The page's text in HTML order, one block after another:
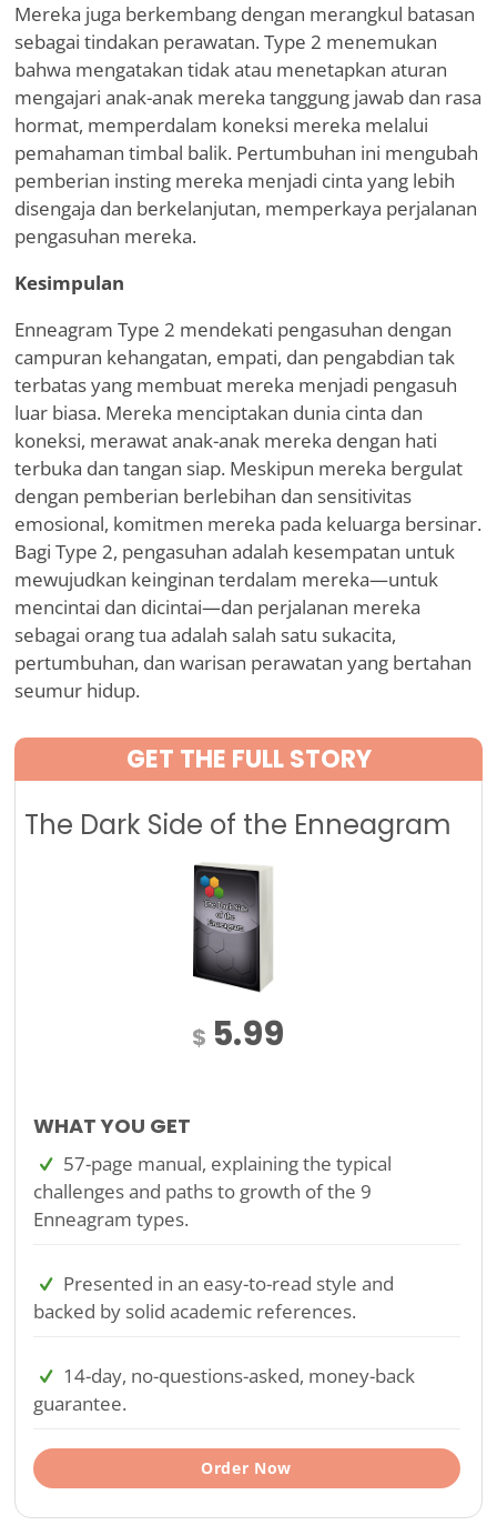
Mereka juga berkembang dengan merangkul batasan
sebagai tindakan perawatan. Type 2 menemukan
bahwa mengatakan tidak atau menetapkan aturan
mengajari anak-anak mereka tanggung jawab dan rasa
hormat, memperdalam koneksi mereka melalui
pemahaman timbal balik. Pertumbuhan ini mengubah
pemberian insting mereka menjadi cinta yang lebih
disengaja dan berkelanjutan, memperkaya perjalanan
pengasuhan mereka.
Kesimpulan
Enneagram Type 2 mendekati pengasuhan dengan
campuran kehangatan, empati, dan pengabdian tak
terbatas yang membuat mereka menjadi pengasuh
luar biasa. Mereka menciptakan dunia cinta dan
koneksi, merawat anak-anak mereka dengan hati
terbuka dan tangan siap. Meskipun mereka bergulat
dengan pemberian berlebihan dan sensitivitas
emosional, komitmen mereka pada keluarga bersinar.
Bagi Type 2, pengasuhan adalah kesempatan untuk
mewujudkan keinginan terdalam mereka—untuk
mencintai dan dicintai—dan perjalanan mereka
sebagai orang tua adalah salah satu sukacita,
pertumbuhan, dan warisan perawatan yang bertahan
seumur hidup.
GET THE FULL STORY
The Dark Side of the Enneagram
$ 5.99
WHAT YOU GET
57-page manual, explaining the typical
challenges and paths to growth of the 9
Enneagram types.
Presented in an easy-to-read style and
backed by solid academic references.
14-day, no-questions-asked, money-back
guarantee.
Order Now